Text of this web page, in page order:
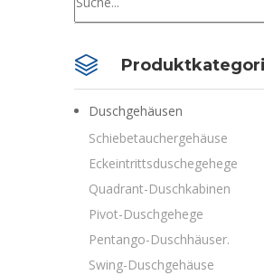
Duschgehäusen
Schiebetauchergehäuse
Eckeintrittsduschegehege
Quadrant-Duschkabinen
Pivot-Duschgehege
Pentango-Duschhäuser.
Swing-Duschgehäuse